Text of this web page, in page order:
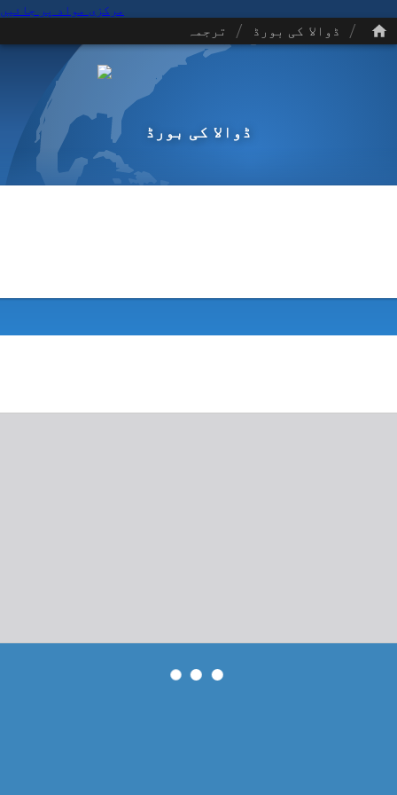
مرکزی مواد پر جائیں
/ ڈوالا کی بورڈ / ترجمہ
ڈوالا کی بورڈ